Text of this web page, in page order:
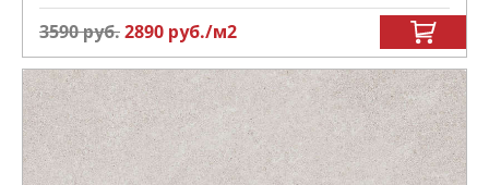
3590руб.2890 руб./м2